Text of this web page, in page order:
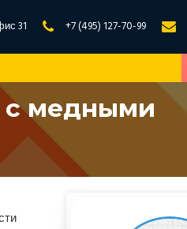
31 +7 (495) 127-70-99
с медными